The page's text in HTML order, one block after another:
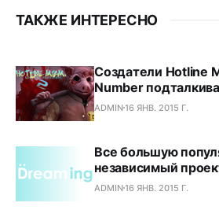
ТАКЖЕ ИНТЕРЕСНО
Создатели Hotline
Number
ADMIN16 ЯНВ. 2015 Г.
Все большую
независимый
ADMIN16 ЯНВ. 2015 Г.